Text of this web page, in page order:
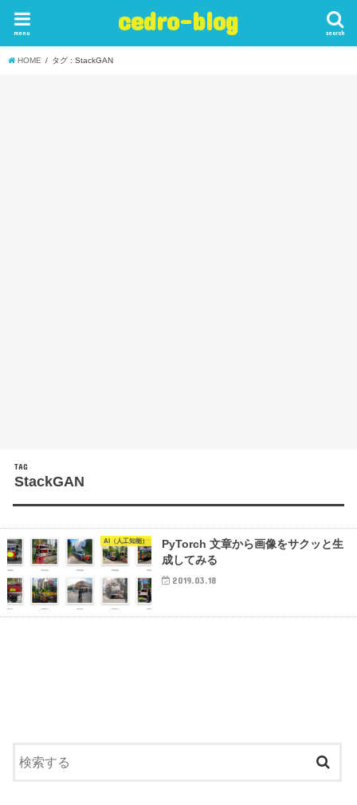
cedro-blog search
menu
HOME タグ : StackGAN
TAG
StackGAN
AI（人工知能）
PyTorch 文章から画像をサクッと生
成してみる
2019.03.18